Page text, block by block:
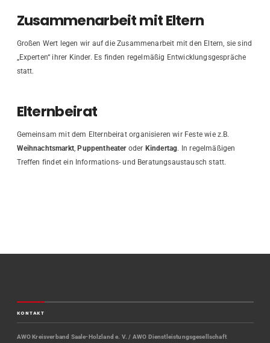
Zusammenarbeit mit Eltern
Großen Wert legen wir auf die Zusammenarbeit mit den Eltern, sie sind
„Experten“ ihrer Kinder. Es finden regelmäßig Entwicklungsgespräche
statt.
Elternbeirat
Gemeinsam mit dem Elternbeirat organisieren wir Feste wie z.B.
Weihnachtsmarkt,Puppentheateroder Kindertag. In regelmäßigen
Treffen findet ein Informations- und Beratungsaustausch statt.
KONTAKT
AWO Kreisverband Saale-Holzland e. V. / AWO Dienstleistungsgesellschaft